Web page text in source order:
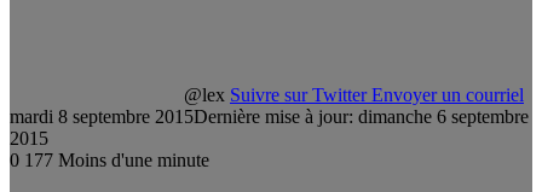
@lex Suivre sur Twitter Envoyer un courriel
mardi 8 septembre 2015Dernière mise à jour: dimanche 6 septembre
2015
0 177 Moins d'une minute